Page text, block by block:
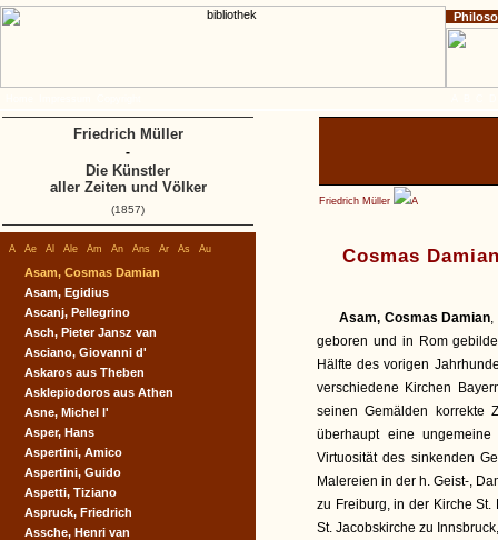
Friedrich Müller A
Cosmas
Asam, Cosmas Damian,
geboren und in Rom
Hälfte des vorigen
verschiedene Kirchen
seinen Gemälden korrekte
überhaupt eine
Virtuosität des sinkenden
Malereien in der h. Geist-,
zu Freiburg, in der Kirche
St. Jacobskirche zu
A Ae Al Ale Am An Ans Ar As Au
Asam, Cosmas Damian
Asam, Egidius
Ascanj, Pellegrino
Asch, Pieter Jansz van
Asciano, Giovanni d'
Askaros aus Theben
Asklepiodoros aus Athen
Asne, Michel l'
Asper, Hans
Aspertini, Amico
Aspertini, Guido
Aspetti, Tiziano
Aspruck, Friedrich
Assche, Henri van
Friedrich Müller
-
Die Künstler
aller Zeiten und Völker
(1857)